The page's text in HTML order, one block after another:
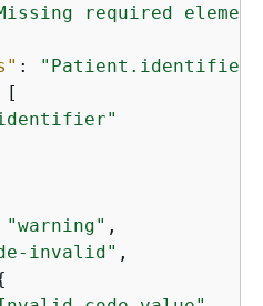
required
:
"Patient.identifier
[
"warning" ,
invalid" ,